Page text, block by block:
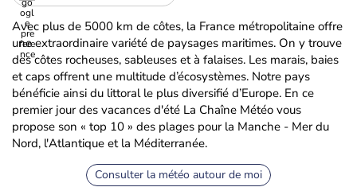
Avec plus de 5000 km de côtes, la France métropolitaine offre
une extraordinaire variété de paysages maritimes. On y trouve
des côtes rocheuses, sableuses et à falaises. Les marais, baies
et caps offrent une multitude d’écosystèmes. Notre pays
bénéficie ainsi du littoral le plus diversifié d’Europe. En ce
premier jour des vacances d'été La Chaîne Météo vous
propose son « top 10 » des plages pour la Manche - Mer du
Nord, l'Atlantique et la Méditerranée.
Consulter la météo autour de moi